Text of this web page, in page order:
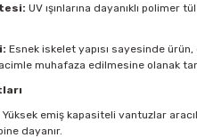
UV ışınlarına dayanıklı
Esnek iskelet yapısı sayesinde
muhafaza edilmesine olanak
Yüksek emiş kapasiteli vantuzlar
dayanır.